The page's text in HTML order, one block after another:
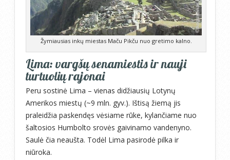
Žymiausias inkų miestas Maču Pikču nuo gretimo kalno.
Lima: vargšų senamiestis ir nauji
turtuolių rajonai
Peru sostinė Lima – vienas didžiausių Lotynų
Amerikos miestų (~9 mln. gyv.). Ištisą žiemą jis
praleidžia paskendęs vėsiame rūke, kylančiame nuo
šaltosios Humbolto srovės gaivinamo vandenyno.
Saulė čia neaušta. Todėl Lima pasirodė pilka ir
niūroka.